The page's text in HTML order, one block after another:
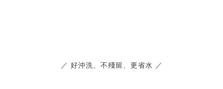
／ 好沖洗、不殘留、更省水 ／